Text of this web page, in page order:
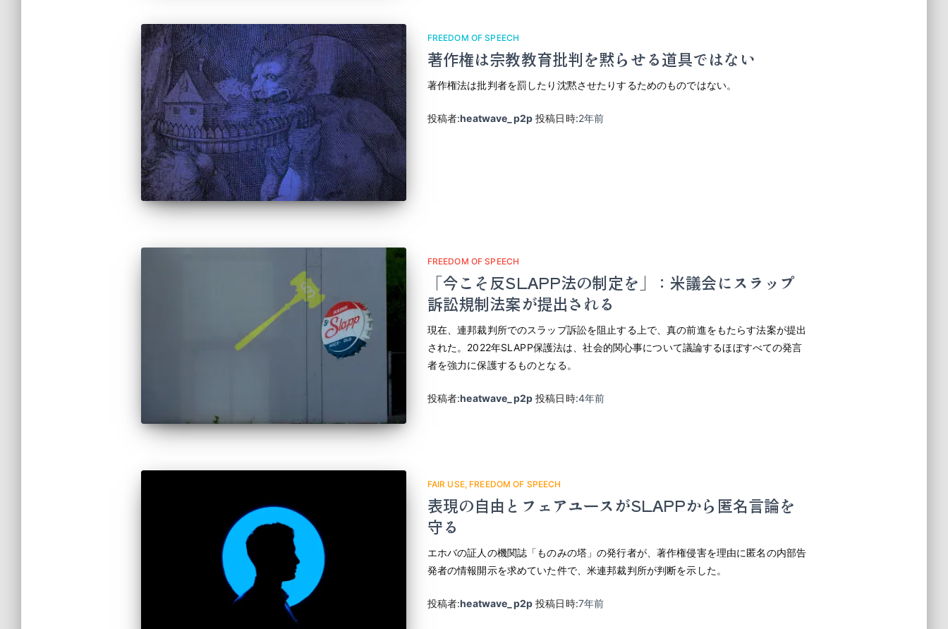
FREEDOM OF SPEECH
著作権は宗教教育批判を黙らせる道具ではない
著作権法は批判者を罰したり沈黙させたりするためのものではない。
投稿者:heatwave_p2p 投稿日時:2年前
FREEDOM OF SPEECH
「今こそ反SLAPP法の制定を」：米議会にスラップ
訴訟規制法案が提出される
現在、連邦裁判所でのスラップ訴訟を阻止する上で、真の前進をもたらす法案が提出
された。2022年SLAPP保護法は、社会的関心事について議論するほぼすべての発言
者を強力に保護するものとなる。
投稿者:heatwave_p2p 投稿日時:4年前
FAIR USE FREEDOM OF SPEECH
表現の自由とフェアユースがSLAPPから匿名言論を
守る
エホバの証人の機関誌「ものみの塔」の発行者が、著作権侵害を理由に匿名の内部告
発者の情報開示を求めていた件で、米連邦裁判所が判断を示した。
投稿者:heatwave_p2p 投稿日時:7年前